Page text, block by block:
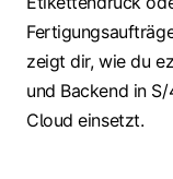
zeigt dir, wie du
und Backend in
Cloud einsetzt.